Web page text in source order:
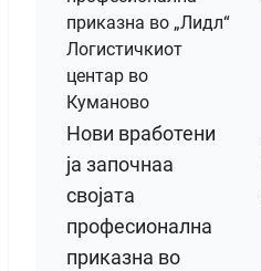
Нови вработени
ја започнаа
својата
професионална
приказна во